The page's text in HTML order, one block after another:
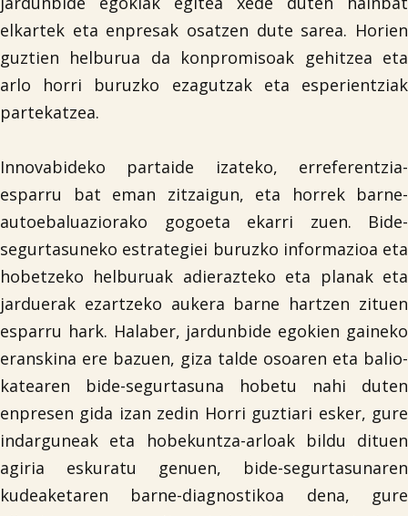
elkartek eta enpresak osatzen dute sarea. Horien
guztien helburua da konpromisoak gehitzea eta
arlo horri buruzko ezagutzak eta esperientziak
partekatzea.
Innovabideko partaide izateko, erreferentzia-
esparru bat eman zitzaigun, eta horrek barne-
autoebaluaziorako gogoeta ekarri zuen. Bide-
segurtasuneko estrategiei buruzko informazioa eta
hobetzeko helburuak adierazteko eta planak eta
jarduerak ezartzeko aukera barne hartzen zituen
esparru hark. Halaber, jardunbide egokien gaineko
eranskina ere bazuen, giza talde osoaren eta balio-
katearen bide-segurtasuna hobetu nahi duten
enpresen gida izan zedin Horri guztiari esker, gure
indarguneak eta hobekuntza-arloak bildu dituen
agiria eskuratu genuen, bide-segurtasunaren
kudeaketaren barne-diagnostikoa dena, gure